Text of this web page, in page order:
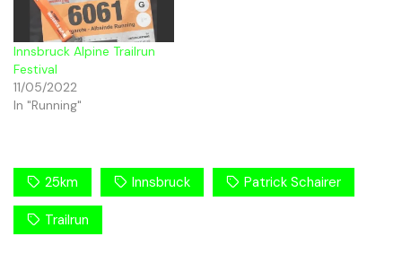
Innsbruck Alpine Trailrun
Festival
11/05/2022
In "Running"
25km Innsbruck Patrick Schairer
Trailrun